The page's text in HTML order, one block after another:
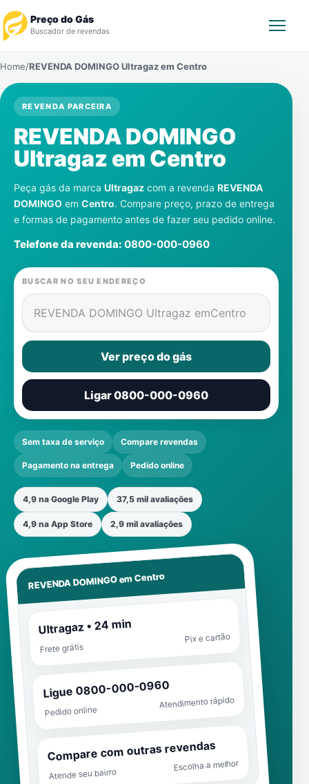
Preço do Gás
Buscador de revendas
Revendedor
Notícias
Cadastre-se
Gás
Home/REVENDA DOMINGO Ultragaz em Centro
REVENDA PARCEIRA
REVENDA DOMINGO
Ultragaz em Centro
Peça gás da marca Ultragaz com a revenda REVENDA
DOMINGO em Centro. Compare preço, prazo de entrega
e formas de pagamento antes de fazer seu pedido online.
Telefone da revenda: 0800-000-0960
BUSCAR NO SEU ENDEREÇO
REVENDA DOMINGO Ultragaz emCentro
Ver preço do gás
Ligar 0800-000-0960
Sem taxa de serviço Compare revendas
Pagamento na entrega Pedido online
4,9 na Google Play 37,5 mil avaliações
4,9 na App Store 2,9 mil avaliações
REVENDA DOMINGO emCentro
Ultragaz • 24 min
Frete grátis
Pix e cartão
Ligue 0800-000-0960
Pedido online
Atendimento rápido
Compare com outras revendas
Atende seu bairro
Escolha a melhor